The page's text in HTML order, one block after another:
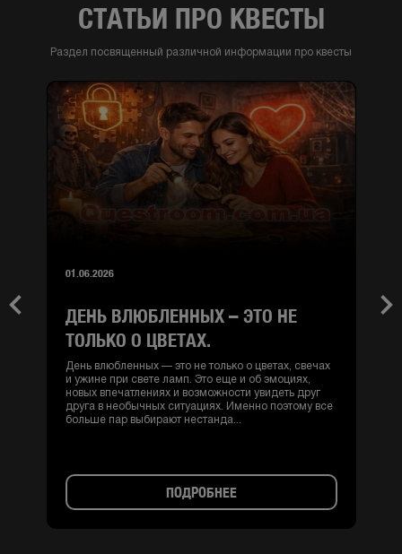
СТАТЬИ ПРО КВЕСТЫ
Раздел посвященный различной информации про квесты
Previous
ДЕНЬ ВЛЮБЛЕННЫХ – ЭТО НЕ
ТОЛЬКО О ЦВЕТАХ.
День влюбленных — это не только о цветах, свечах
и ужине при свете ламп. Это еще и об эмоциях,
новых впечатлениях и возможности увидеть друг
друга в необычных ситуациях. Именно поэтому все
больше пар выбирают нестанда...
01.06.2026
ПОДРОБНЕЕ